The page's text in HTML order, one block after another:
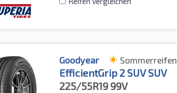
Goodyear Sommerreifen
EfficientGrip 2 SUV SUV
225/55R19 99V